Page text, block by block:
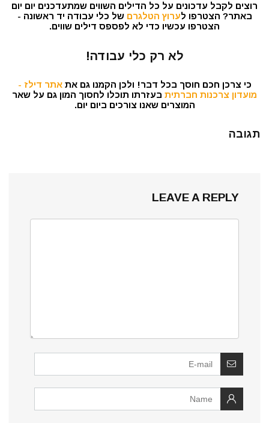
רוצים לקבל עדכונים על כל הדילים השווים שמתעדכנים יום יום
באתר? הצטרפו לערוץ הטלגרם של כלי עבודה יד ראשונה -
הצטרפו עכשיו כדי לא לפספס דילים שווים.
לא רק כלי עבודה!
כי צרכן חכם חוסך בכל דבר! ולכן הקמנו גם אתאתר דילז -
מועדון צרכנות חברתית בעזרתו תוכלו לחסוך המון גם על שאר
המוצרים שאנו צורכים ביום יום.
תגובה
LEAVE A REPLY